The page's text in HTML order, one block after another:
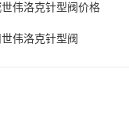
伟洛克针型阀价格
伟洛克针型阀